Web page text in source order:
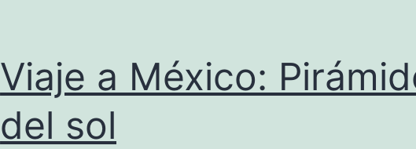
Viaje a México:
del sol